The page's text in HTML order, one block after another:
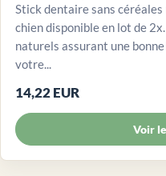
Stick dentaire sans
chien disponible en lot de
naturels assurant une
votre...
14,22 EUR
Voir